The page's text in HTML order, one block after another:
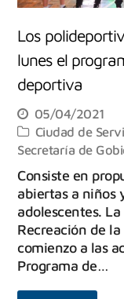
Los
lunes el
deportiva
05/04/2021
Ciudad de
Secretaría de
Consiste en
abiertas a niños
adolescentes.
Recreación de
comienzo a las
Programa de…